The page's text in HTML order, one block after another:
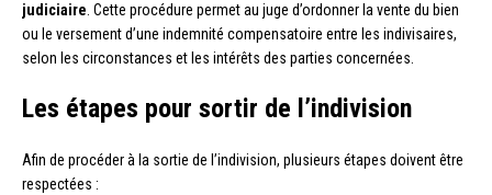
judiciaire . Cette procédure permet au juge d’ordonner la vente du bien
ou le versement d’une indemnité compensatoire entre les indivisaires,
selon les circonstances et les intérêts des parties concernées.
Les étapes pour sortir de l’indivision
Afin de procéder à la sortie de l’indivision, plusieurs étapes doivent être
respectées :